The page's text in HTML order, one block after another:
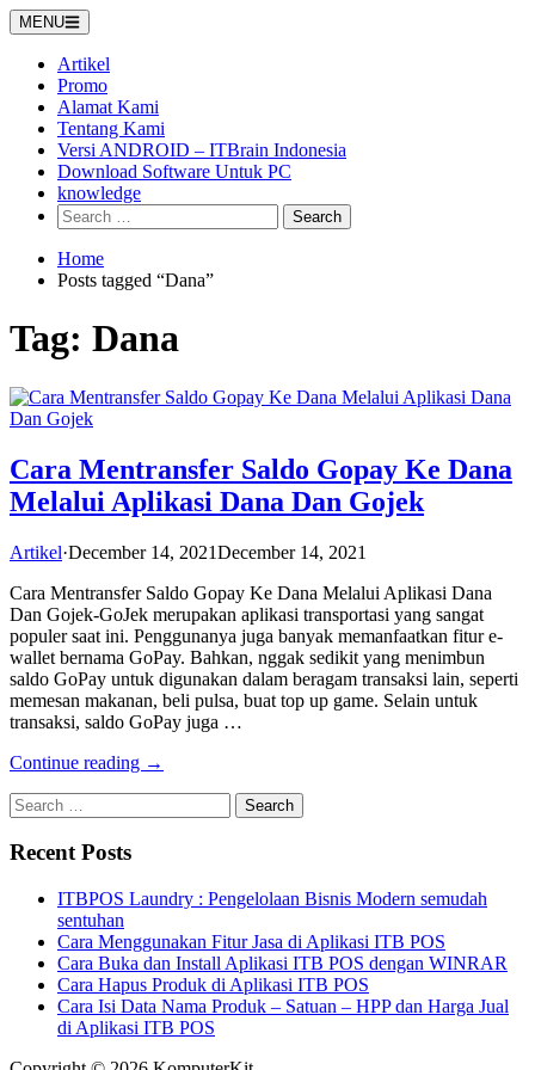
Skip
to
content
MENU
Artikel
Promo
Alamat Kami
Tentang Kami
Versi ANDROID – ITBrain Indonesia
Download Software Untuk PC
knowledge
Search
for:
Home
Posts tagged “Dana”
Tag: Dana
Cara Mentransfer Saldo Gopay Ke Dana
Melalui Aplikasi Dana Dan Gojek
Artikel·December 14, 2021December 14, 2021
Cara Mentransfer Saldo Gopay Ke Dana Melalui Aplikasi Dana
Dan Gojek-GoJek merupakan aplikasi transportasi yang sangat
populer saat ini. Penggunanya juga banyak memanfaatkan fitur e-
wallet bernama GoPay. Bahkan, nggak sedikit yang menimbun
saldo GoPay untuk digunakan dalam beragam transaksi lain, seperti
memesan makanan, beli pulsa, buat top up game. Selain untuk
transaksi, saldo GoPay juga …
Continue reading →
Search
for:
Recent Posts
ITBPOS Laundry : Pengelolaan Bisnis Modern semudah
sentuhan
Cara Menggunakan Fitur Jasa di Aplikasi ITB POS
Cara Buka dan Install Aplikasi ITB POS dengan WINRAR
Cara Hapus Produk di Aplikasi ITB POS
Cara Isi Data Nama Produk – Satuan – HPP dan Harga Jual
di Aplikasi ITB POS